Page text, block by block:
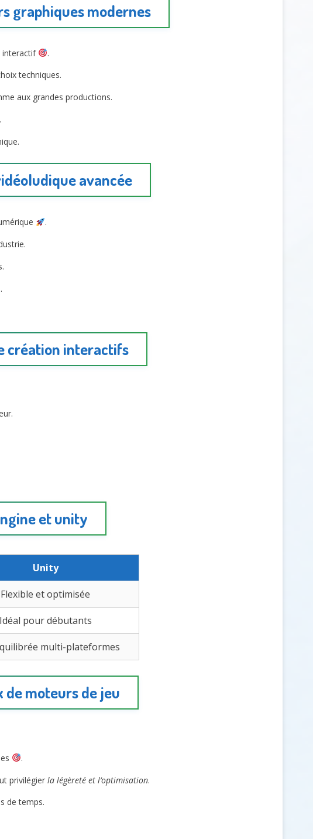
graphiques modernes
interactif
.
techniques.
aux grandes productions.
avancée
.
création interactifs
et unity
Unity
Flexible et optimisée
Idéal pour débutants
multi-plateformes
de moteurs de jeu
.
privilégier la légèreté et l’optimisation.
de temps.